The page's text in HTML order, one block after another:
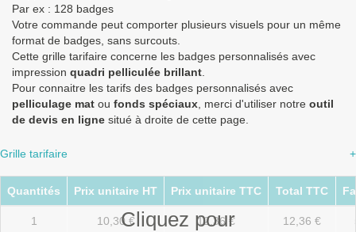
Par ex : 128 badges
Votre commande peut comporter plusieurs visuels pour un même
format de badges, sans surcouts.
Cette grille tarifaire concerne les badges personnalisés avec
impression quadri pelliculée brillant
Pour connaitre les tarifs des badges personnalisés avec
pelliculage mat ou fonds spéciaux , merci d'utiliser notre outil
de devis en ligne situé à droite de cette page.
Grille tarifaire +
Cliquez pour
Quantités Prix unitaire HT Prix unitaire TTC Total TTC
1 10,30 € 12,36 € 12,36 €